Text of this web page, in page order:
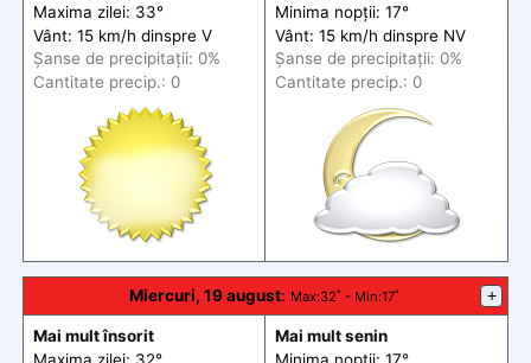
Maxima zilei: 33°
Vânt: 15 km/h dinspre V
Șanse de precipitații: 0%
Cantitate precip.: 0
Minima nopții: 17°
Vânt: 15 km/h dinspre NV
Șanse de precipitații: 0%
Cantitate precip.: 0
Miercuri, 19 august: Max:32˚ - Min:17˚ +
Mai mult însorit
Maxima zilei: 32°
Mai mult senin
Minima nopții: 17°